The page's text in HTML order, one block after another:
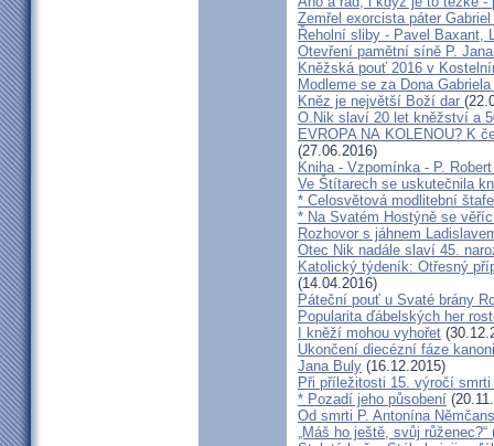
Zemřel exorcista páter Gabriel
Řeholní sliby - Pavel Baxant,
Otevření pamětní síně P.
Kněžská pouť 2016 v
Modleme se za Dona
Kněz je největší Boží dar
O.Nik slaví 20 let kněžství a
EVROPA NA KOLENOU? K
(27.06.2016)
Kniha - Vzpomínka - P.
Ve Štítarech se uskutečnila
* Celosvětová modlitební
* Na Svatém Hostýně se
Rozhovor s jáhnem
Otec Nik nadále slaví 45.
Katolický týdeník: Otřesný
(14.04.2016)
Páteční pouť u Svaté brány
Popularita ďábelských her
I kněží mohou vyhořet
Ukončení diecézní fáze
Jana Buly (16.12.2015)
Při příležitosti 15. výročí
* Pozadí jeho působení
Od smrti P. Antonína
„Máš ho ještě, svůj